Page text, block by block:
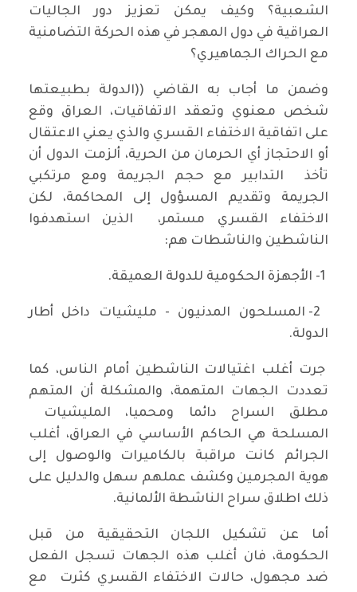
الشعبية؟ وكيف يمكن تعزيز دور الجاليات
العراقية في دول المهجر في هذه الحركة التضامنية
مع الحراك الجماهيري؟
وضمن ما أجاب به القاضي ((الدولة بطبيعتها
شخص معنوي وتعقد الاتفاقيات، العراق وقع
على اتفاقية الاختفاء القسري والذي يعني الاعتقال
أو الاحتجاز أي الحرمان من الحرية، ألزمت الدول أن
تأخذ التدابير مع حجم الجريمة ومع مرتكبي
الجريمة وتقديم المسؤول إلى المحاكمة، لكن
الاختفاء القسري مستمر، الذين استهدفوا
الناشطين والناشطات هم:
2- المسلحون المدنيون - مليشيات داخل أطار
الدولة.
جرت أغلب اغتيالات الناشطين أمام الناس، كما
تعددت الجهات المتهمة، والمشكلة أن المتهم
مطلق السراح دائما ومحميا، المليشيات
المسلحة هي الحاكم الأساسي في العراق، أغلب
الجرائم كانت مراقبة بالكاميرات والوصول إلى
هوية المجرمين وكشف عملهم سهل والدليل على
ذلك اطلاق سراح الناشطة الألمانية.
أما عن تشكيل اللجان التحقيقية من قبل
الحكومة، فان أغلب هذه الجهات تسجل الفعل
ضد مجهول، حالات الاختفاء القسري كثرت مع